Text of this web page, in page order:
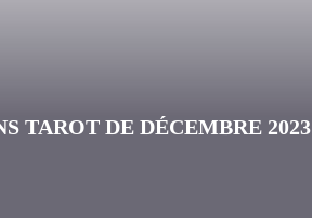
TAROT DE DÉCEMBRE 2023